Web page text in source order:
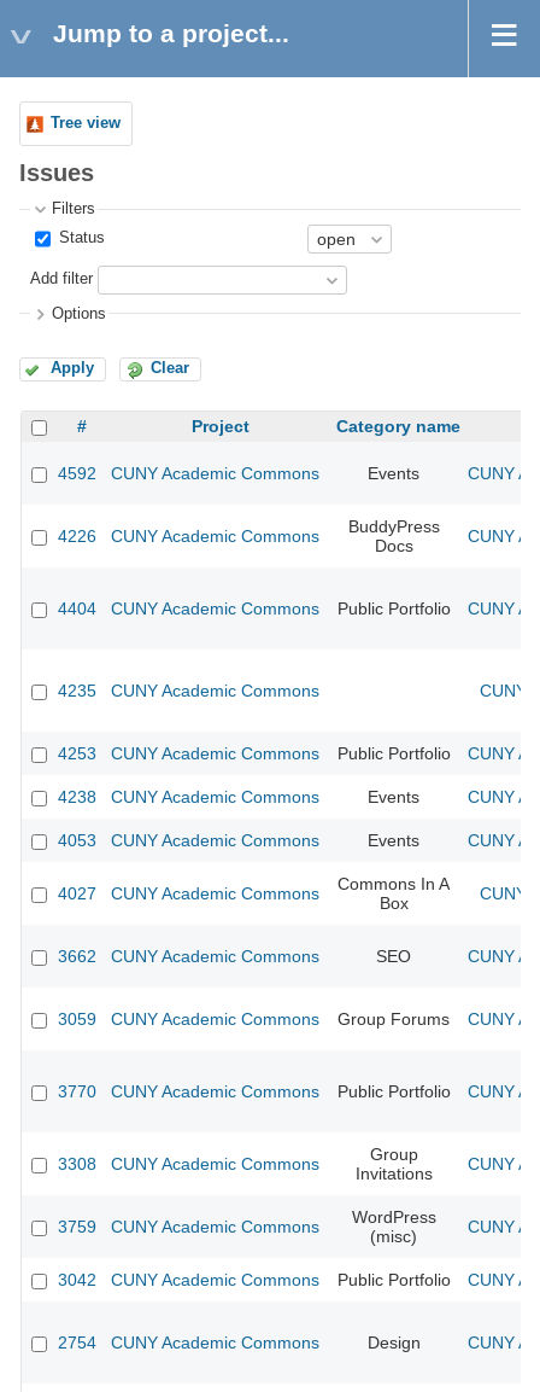
Jump to a project...
Tree view
Issues
Filters
Status
Add filter
Options
Apply Clear
# Project Category name
4592 CUNY Academic Commons Events CUNY
4226 CUNY Academic Commons
BuddyPress
Docs
CUNY
4404 CUNY Academic Commons Public Portfolio CUNY
4235 CUNY Academic Commons CUNY
4253 CUNY Academic Commons Public Portfolio CUNY
4238 CUNY Academic Commons Events CUNY
4053 CUNY Academic Commons Events CUNY
4027 CUNY Academic Commons
Commons In A
Box
CUNY
3662 CUNY Academic Commons SEO CUNY
3059 CUNY Academic Commons Group Forums CUNY
3770 CUNY Academic Commons Public Portfolio CUNY
3308 CUNY Academic Commons
Group
Invitations
CUNY
3759 CUNY Academic Commons
WordPress
(misc)
CUNY
3042 CUNY Academic Commons Public Portfolio CUNY
2754 CUNY Academic Commons Design CUNY